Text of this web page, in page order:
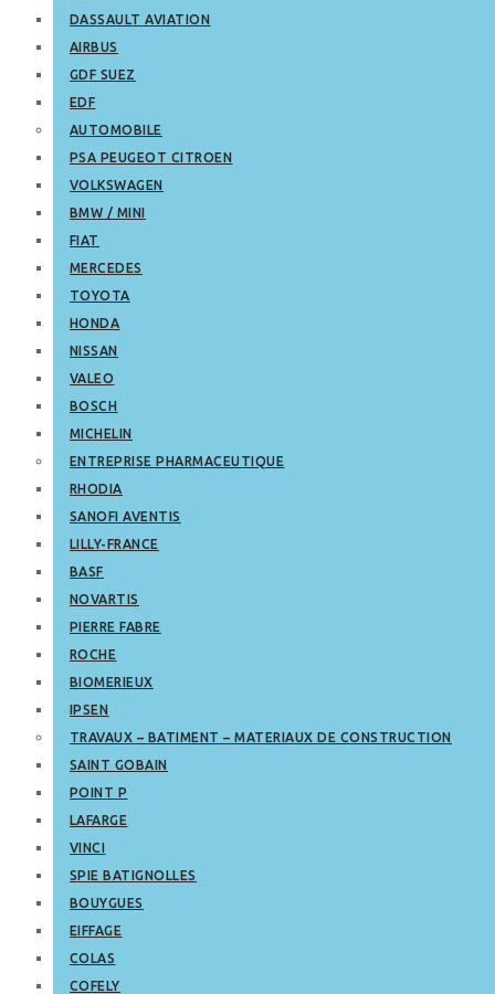
DASSAULT AVIATION
AIRBUS
GDF SUEZ
EDF
AUTOMOBILE
PSA PEUGEOT CITROEN
VOLKSWAGEN
BMW / MINI
FIAT
MERCEDES
TOYOTA
HONDA
NISSAN
VALEO
BOSCH
MICHELIN
ENTREPRISE PHARMACEUTIQUE
RHODIA
SANOFI AVENTIS
LILLY-FRANCE
BASF
NOVARTIS
PIERRE FABRE
ROCHE
BIOMERIEUX
IPSEN
TRAVAUX – BATIMENT – MATERIAUX DE CONSTRUCTION
SAINT GOBAIN
POINT P
LAFARGE
VINCI
SPIE BATIGNOLLES
BOUYGUES
EIFFAGE
COLAS
COFELY